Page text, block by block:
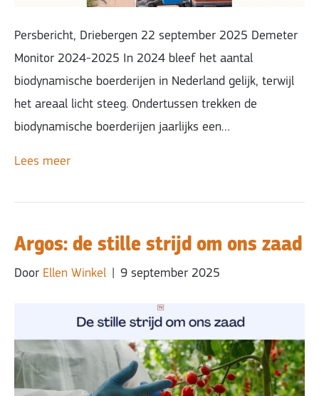
Persbericht, Driebergen 22 september 2025 Demeter
Monitor 2024-2025 In 2024 bleef het aantal
biodynamische boerderijen in Nederland gelijk, terwijl
het areaal licht steeg. Ondertussen trekken de
biodynamische boerderijen jaarlijks een…
Lees meer
Argos: de stille strijd om ons zaad
Door Ellen Winkel 9 september 2025